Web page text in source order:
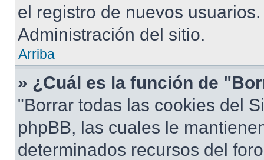
el registro de nuevos
Administración del sitio.
Arriba
» ¿Cuál es la función de
"Borrar todas las cookies del
phpBB, las cuales le
determinados recursos del